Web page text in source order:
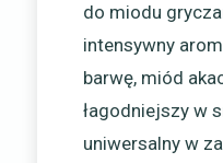
do miodu
intensywny
barwę, miód
łagodniejszy w
uniwersalny w